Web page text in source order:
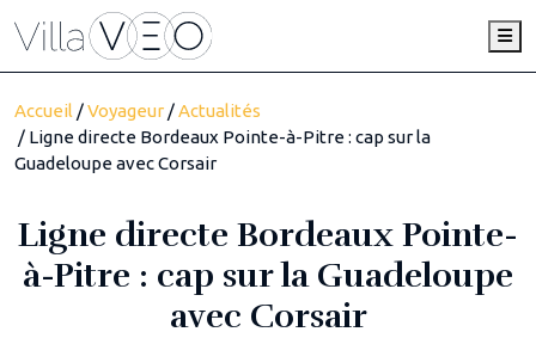
Accueil /Voyageur /Actualités
/ Ligne directe Bordeaux Pointe-à-Pitre : cap sur la
Guadeloupe avec Corsair
Ligne directe Bordeaux Pointe-
à-Pitre : cap sur la Guadeloupe
avec Corsair